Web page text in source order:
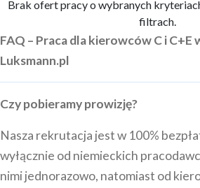
Brak ofert pracy o wybranych
filtrach.
FAQ – Praca dla kierowców C i C+E
Luksmann.pl
Czy pobieramy prowizję?
Nasza rekrutacja jest w 100%
wyłącznie od niemieckich
nimi jednorazowo, natomiast od